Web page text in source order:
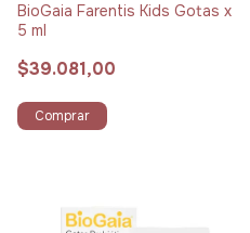
BioGaia Farentis Kids Gotas x
5 ml
$39.081,00
Comprar